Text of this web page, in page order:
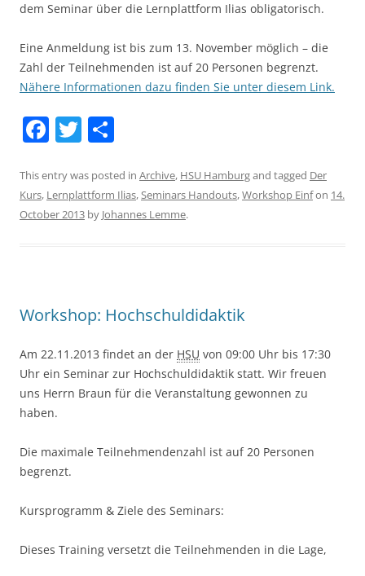
dem Seminar über die Lernplattform Ilias obligatorisch.
Eine Anmeldung ist bis zum 13. November möglich – die
Zahl der Teilnehmenden ist auf 20 Personen begrenzt.
Nähere Informationen dazu finden Sie unter diesem Link.
F
c
e
k
T
itt
er
ar
e
This entry was posted in Archive, HSU Hamburgand tagged Der
Kurs, Lernplattform Ilias,Seminars Handouts,Workshop Einfon 14.
October 2013 by Johannes Lemme.
Workshop: Hochschuldidaktik
Am 22.11.2013 findet an der HSU von 09:00 Uhr bis 17:30
Uhr ein Seminar zur Hochschuldidaktik statt. Wir freuen
uns Herrn Braun für die Veranstaltung gewonnen zu
haben.
Die maximale Teilnehmendenzahl ist auf 20 Personen
begrenzt.
Kursprogramm & Ziele des Seminars:
Dieses Training versetzt die Teilnehmenden in die Lage,